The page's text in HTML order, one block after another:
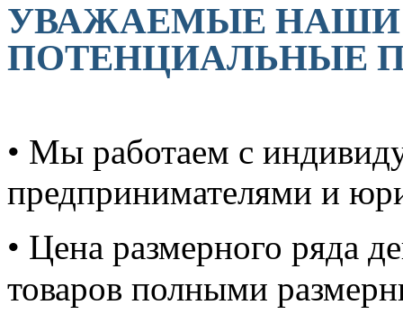
УВАЖАЕМЫЕ НАШИ
ПОТЕНЦИАЛЬНЫЕ
• Мы работаем с
предпринимателями и
• Цена размерного ряда
товаров полными